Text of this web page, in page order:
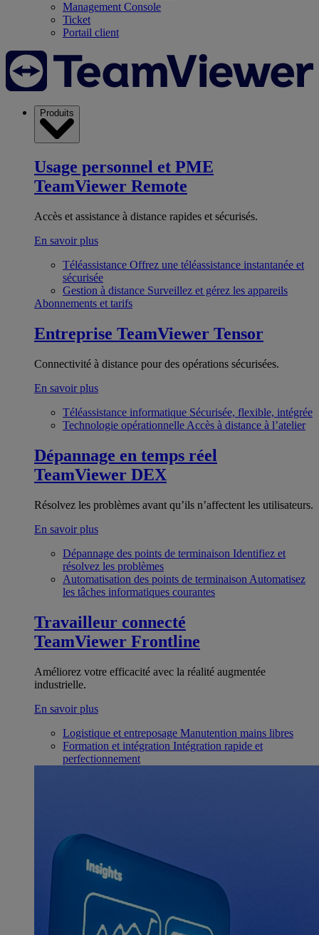
Management Console
Ticket
Portail client
Produits
Usage personnel et PME
TeamViewer Remote
Accès et assistance à distance rapides et sécurisés.
En savoir plus
Téléassistance Offrez une téléassistance instantanée et
sécurisée
Gestion à distance Surveillez et gérez les appareils
Abonnements et tarifs
Entreprise TeamViewer Tensor
Connectivité à distance pour des opérations sécurisées.
En savoir plus
Téléassistance informatique Sécurisée, flexible, intégrée
Technologie opérationnelle Accès à distance à l’atelier
Dépannage en temps réel
TeamViewer DEX
Résolvez les problèmes avant qu’ils n’affectent les utilisateurs.
En savoir plus
Dépannage des points de terminaison Identifiez et
résolvez les problèmes
Automatisation des points de terminaison Automatisez
les tâches informatiques courantes
Travailleur connecté
TeamViewer Frontline
Améliorez votre efficacité avec la réalité augmentée
industrielle.
En savoir plus
Logistique et entreposage Manutention mains libres
Formation et intégration Intégration rapide et
perfectionnement